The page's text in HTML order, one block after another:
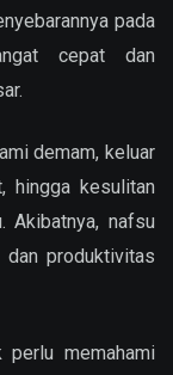
pada
cepat dan
demam, keluar
hingga kesulitan
Akibatnya, nafsu
dan produktivitas
perlu memahami